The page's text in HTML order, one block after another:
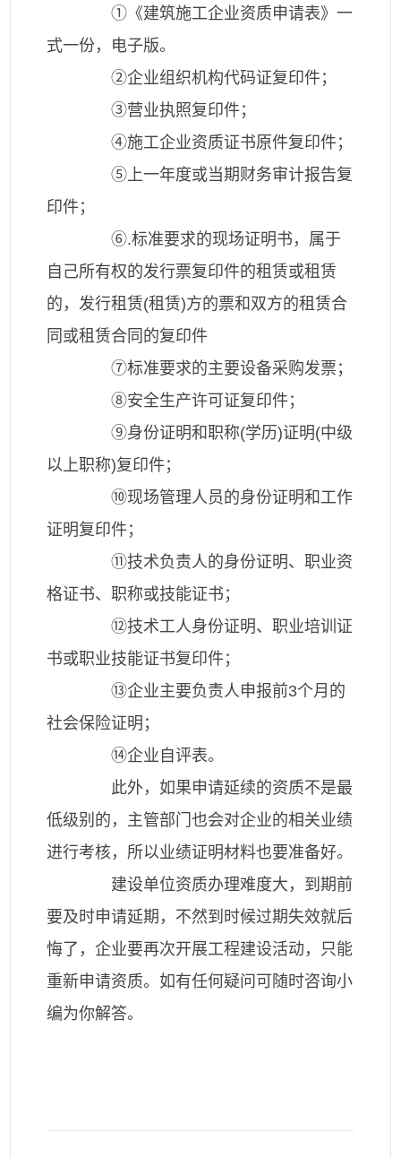
①《建筑施工企业资质申请表》一
式一份，电子版。
②企业组织机构代码证复印件；
③营业执照复印件；
④施工企业资质证书原件复印件；
⑤上一年度或当期财务审计报告复
印件；
⑥.标准要求的现场证明书，属于
自己所有权的发行票复印件的租赁或租赁
的，发行租赁(租赁)方的票和双方的租赁合
同或租赁合同的复印件
⑦标准要求的主要设备采购发票；
⑧安全生产许可证复印件；
⑨身份证明和职称(学历)证明(中级
以上职称)复印件；
⑩现场管理人员的身份证明和工作
证明复印件；
⑪技术负责人的身份证明、职业资
格证书、职称或技能证书；
⑫技术工人身份证明、职业培训证
书或职业技能证书复印件；
⑬企业主要负责人申报前3个月的
社会保险证明；
⑭企业自评表。
此外，如果申请延续的资质不是最
低级别的，主管部门也会对企业的相关业绩
进行考核，所以业绩证明材料也要准备好。
建设单位资质办理难度大，到期前
要及时申请延期，不然到时候过期失效就后
悔了，企业要再次开展工程建设活动，只能
重新申请资质。如有任何疑问可随时咨询小
编为你解答。